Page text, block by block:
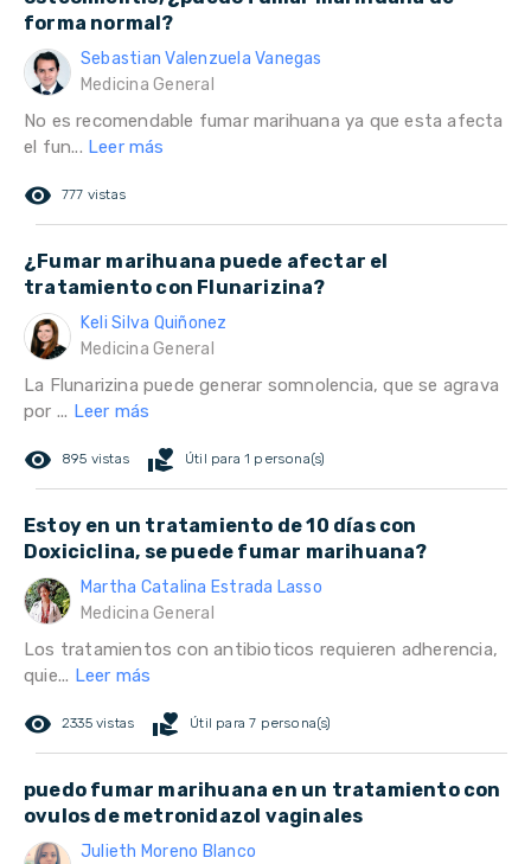
forma normal?
Sebastian Valenzuela Vanegas
Medicina General
No es recomendable fumar marihuana ya que esta afecta
el fun... Leer más
remove_red_eye 777 vistas
¿Fumar marihuana puede afectar el
tratamiento con Flunarizina?
Keli Silva Quiñonez
Medicina General
La Flunarizina puede generar somnolencia, que se agrava
por ... Leer más
remove_red_eye 895 vistas volunteer_activism Útil para 1 persona(s)
Estoy en un tratamiento de 10 días con
Doxiciclina, se puede fumar marihuana?
Martha Catalina Estrada Lasso
Medicina General
Los tratamientos con antibioticos requieren adherencia,
quie... Leer más
remove_red_eye 2335 vistas volunteer_activism Útil para 7 persona(s)
puedo fumar marihuana en un tratamiento con
ovulos de metronidazol vaginales
Julieth Moreno Blanco